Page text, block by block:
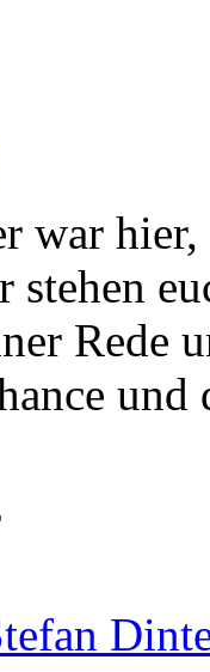
war
stehen
Rede
und